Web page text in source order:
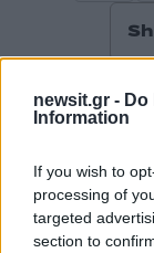
newsit.gr - Do
Information
If you wish to
processing of
targeted
section to
ενημερωθείτε
τελευταία νέα